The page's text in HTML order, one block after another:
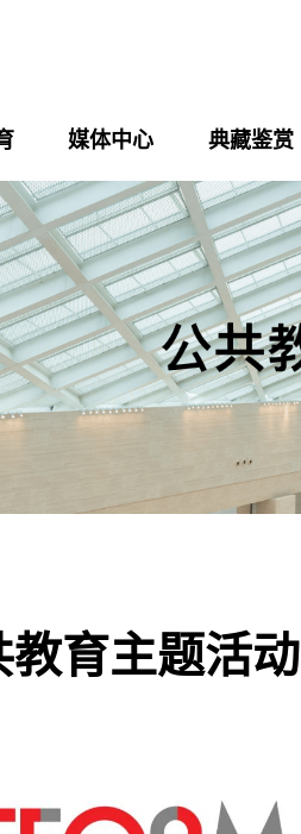
媒体中心 典藏鉴赏
教育主题活动